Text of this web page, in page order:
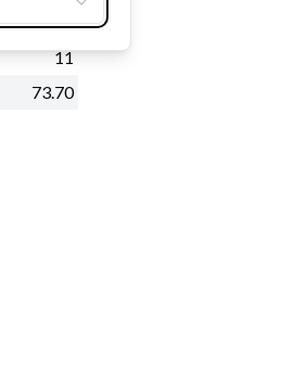
60.00
11
73.70